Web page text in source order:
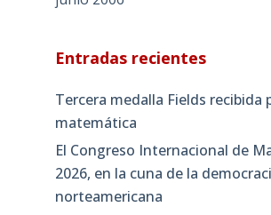
Entradas recientes
Tercera medalla Fields recibida
matemática
El Congreso Internacional de
2026, en la cuna de la
norteamericana